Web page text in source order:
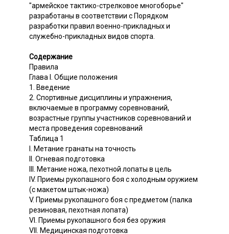
"армейское тактико-стрелковое многоборье"
разработаны в соответствии с Порядком
разработки правил военно-прикладных и
служебно-прикладных видов спорта.
Содержание
Правила
Глава I. Общие положения
1. Введение
2. Спортивные дисциплины и упражнения,
включаемые в программу соревнований,
возрастные группы участников соревнований и
места проведения соревнований
Таблица 1
I. Метание гранаты на точность
II. Огневая подготовка
III. Метание ножа, пехотной лопаты в цель
IV. Приемы рукопашного боя с холодным оружием
(с макетом штык-ножа)
V. Приемы рукопашного боя с предметом (палка
резиновая, пехотная лопата)
VI. Приемы рукопашного боя без оружия
VII. Медицинская подготовка